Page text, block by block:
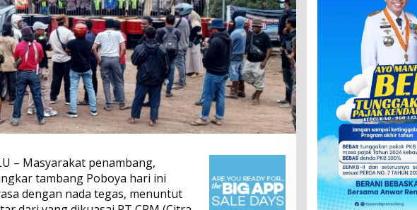
– Masyarakat penambang,
tambang Poboya hari ini
dengan nada tegas, menuntut